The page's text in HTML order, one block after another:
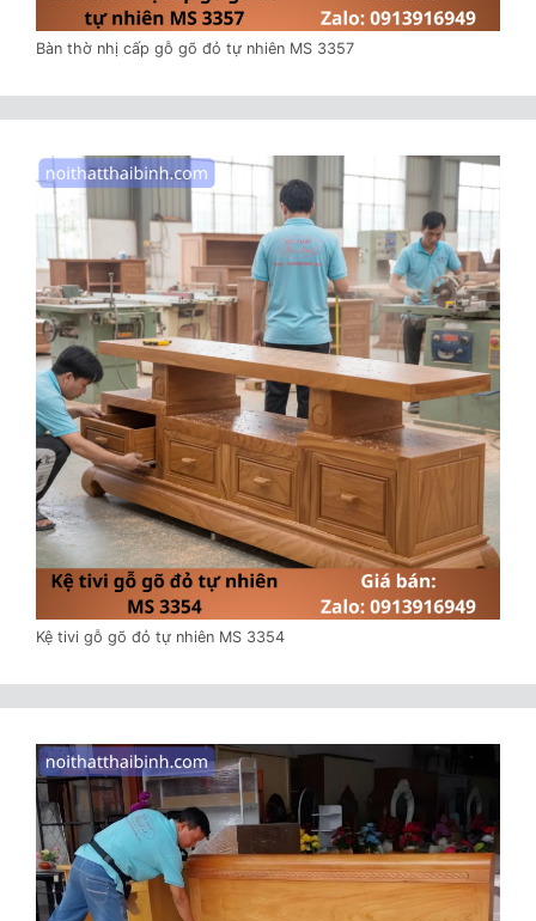
Bàn thờ nhị cấp gỗ gõ đỏ tự nhiên MS 3357
Kệ tivi gỗ gõ đỏ tự nhiên MS 3354